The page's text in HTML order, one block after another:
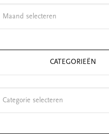
CATEGORIEËN